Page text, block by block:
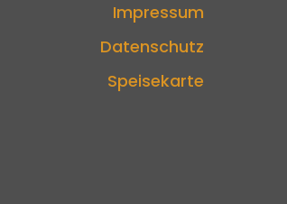
Impressum
Datenschutz
Speisekarte